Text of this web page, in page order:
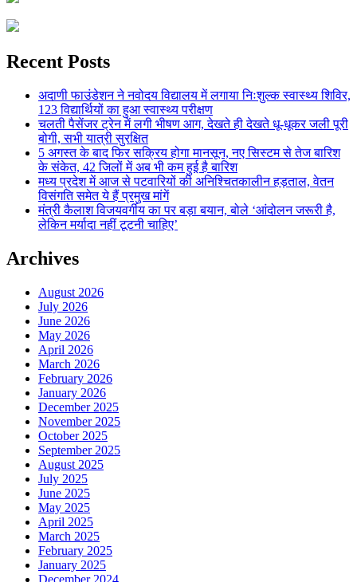
Recent Posts
अदाणी फाउंडेशन ने नवोदय विद्यालय में लगाया निःशुल्क स्वास्थ्य शिविर,
123 विद्यार्थियों का हुआ स्वास्थ्य परीक्षण
चलती पैसेंजर ट्रेन में लगी भीषण आग, देखते ही देखते धू-धूकर जली पूरी
बोगी, सभी यात्री सुरक्षित
5 अगस्त के बाद फिर सक्रिय होगा मानसून, नए सिस्टम से तेज बारिश
के संकेत, 42 जिलों में अब भी कम हुई है बारिश
मध्य प्रदेश में आज से पटवारियों की अनिश्चितकालीन हड़ताल, वेतन
विसंगति समेत ये हैं प्रमुख मांगें
मंत्री कैलाश विजयवर्गीय का पर बड़ा बयान, बोले ‘आंदोलन जरूरी है,
लेकिन मर्यादा नहीं टूटनी चाहिए’
Archives
August 2026
July 2026
June 2026
May 2026
April 2026
March 2026
February 2026
January 2026
December 2025
November 2025
October 2025
September 2025
August 2025
July 2025
June 2025
May 2025
April 2025
March 2025
February 2025
January 2025
December 2024